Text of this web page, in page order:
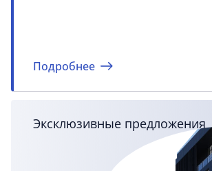
Подробнее
Эксклюзивные предложения